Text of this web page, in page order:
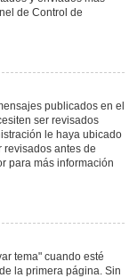
de Control de
publicados en el
ser revisados
le haya ubicado
revisados antes de
para más información
tema" cuando esté
la primera página. Sin